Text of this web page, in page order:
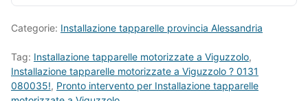
Categorie: Installazione tapparelle provincia Alessandria
Tag: Installazione tapparelle motorizzate a Viguzzolo,
Installazione tapparelle motorizzate a Viguzzolo ? 0131
080035!, Pronto intervento per Installazione tapparelle